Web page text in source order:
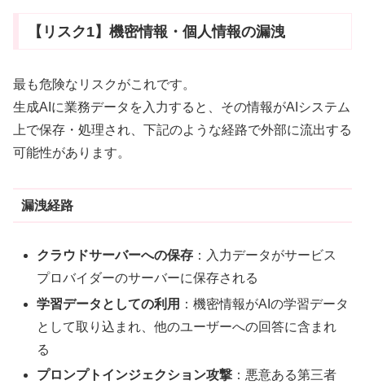
【リスク1】機密情報・個人情報の漏洩
最も危険なリスクがこれです。
生成AIに業務データを入力すると、その情報がAIシステム
上で保存・処理され、下記のような経路で外部に流出する
可能性があります。
漏洩経路
クラウドサーバーへの保存 ：入力データがサービス
プロバイダーのサーバーに保存される
学習データとしての利用 ：機密情報がAIの学習データ
として取り込まれ、他のユーザーへの回答に含まれ
る
プロンプトインジェクション攻撃 ：悪意ある第三者